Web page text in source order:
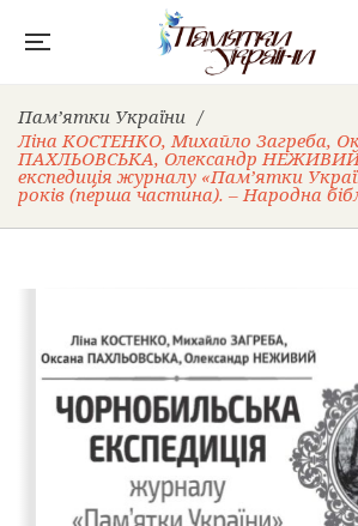
Пам’ятки України /
Ліна КОСТЕНКО, Михайло Загреба,
ПАХЛЬОВСЬКА, Олександр
експедиція журналу «Пам’ятки
років (перша частина). – Народна